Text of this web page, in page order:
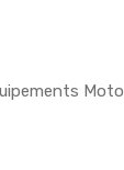
Moto